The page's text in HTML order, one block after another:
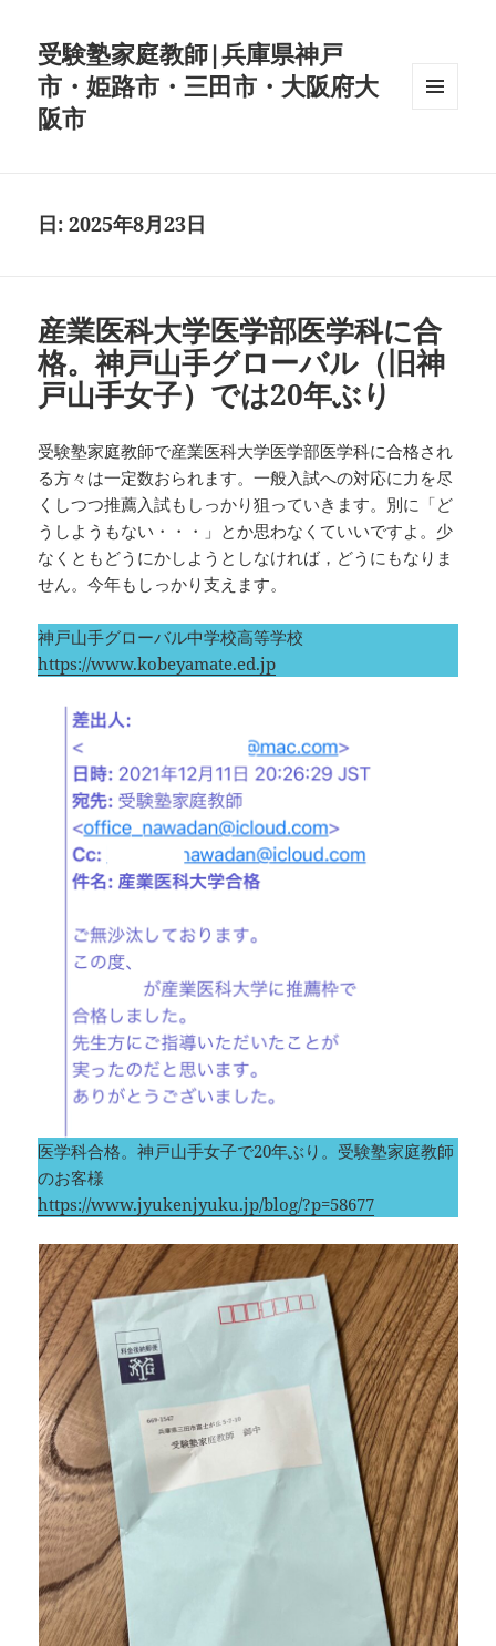
受験塾家庭教師|兵庫県神戸
市・姫路市・三田市・大阪府大
阪市
日:2025年8月23日
産業医科大学医学部医学科に合
格。神戸山手グローバル（旧神
戸山手女子）では20年ぶり
受験塾家庭教師で産業医科大学医学部医学科に合格され
る方々は一定数おられます。一般入試への対応に力を尽
くしつつ推薦入試もしっかり狙っていきます。別に「ど
うしようもない・・・」とか思わなくていいですよ。少
なくともどうにかしようとしなければ，どうにもなりま
せん。今年もしっかり支えます。
神戸山手グローバル中学校高等学校
https://www.kobeyamate.ed.jp
医学科合格。神戸山手女子で20年ぶり。受験塾家庭教師
のお客様
https://www.jyukenjyuku.jp/blog/?p=58677